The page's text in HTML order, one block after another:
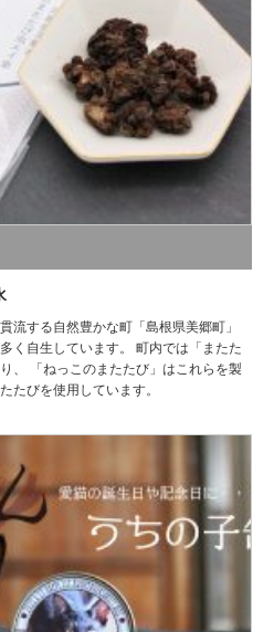
流する自然豊かな町「島根県美郷町」
く自生しています。 町内では「またた
、 「ねっこのまたたび」はこれらを製
たびを使用しています。